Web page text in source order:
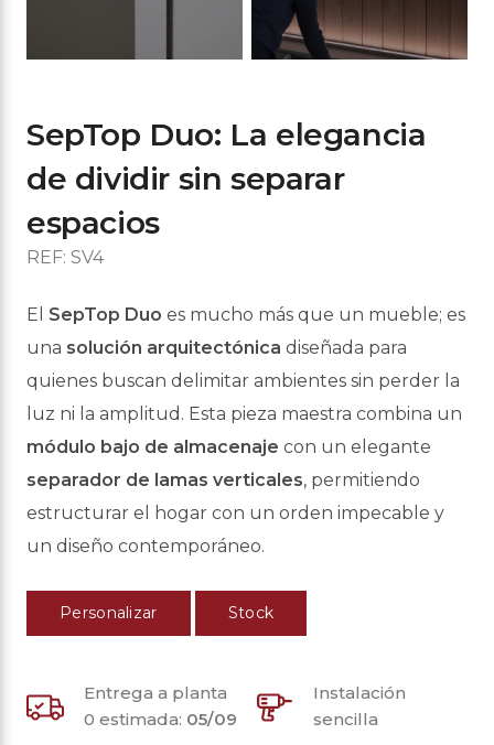
SepTop Duo: La elegancia
de dividir sin separar
espacios
REF: SV4
El SepTop Duo es mucho más que un mueble; es
una solución arquitectónica diseñada para
quienes buscan delimitar ambientes sin perder la
luz ni la amplitud. Esta pieza maestra combina un
módulo bajo de almacenaje con un elegante
separador de lamas verticales, permitiendo
estructurar el hogar con un orden impecable y
un diseño contemporáneo.
Personalizar Stock
Entrega a planta
0 estimada: 05/09
Instalación
sencilla